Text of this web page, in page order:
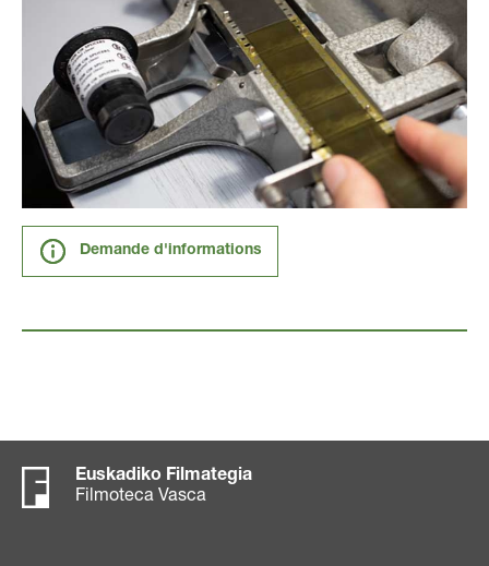
Demande d'informations
Euskadiko Filmategia
Filmoteca Vasca